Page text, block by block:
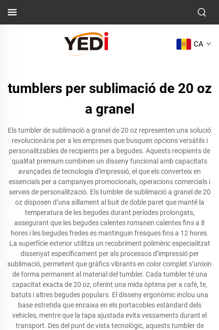
CA
tumblers per sublimació de 20 oz
a granel
Els tumbler de sublimació a granel de 20 oz representen una solució
revolucionària per a les empreses que busquen opcions versàtils i
personalitzables de recipients per a begudes. Aquests recipients de
qualitat premium combinen un disseny funcional amb capacitats
avançades de tecnologia d'impressió, el que els converteix en
essencials per a campanyes promocionals, operacions comercials i
serveis de personalització. Els tumbler de sublimació a granel de 20
oz disposen d’una aïllament al buit de doble paret que manté la
temperatura de les begudes durant períodes prolongats,
assegurant que les begudes calentes romanen calentes fins a 8
hores i les begudes fredes es mantinguin fresques fins a 12 hores.
La superfície exterior utilitza un recobriment polimèric especialitzat
dissenyat específicament per als processos d’impressió per
sublimació, permetent que gràfics vibrants en color complet s’unixin
de forma permanent al material del tumbler. Cada tumbler té una
capacitat exacta de 20 oz, oferint una mida òptima per a cafè, te,
batuts i altres begudes populars. El disseny ergonòmic inclou una
base estretida que encaixa en els portacobles estàndard dels
vehicles, mentre que la tapa ajustada evita vessaments durant el
transport. Des del punt de vista tecnològic, aquests tumbler de